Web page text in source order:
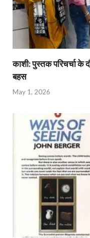
काशी: पुस्तक परिचर्चा के
बहस
May 1, 2026